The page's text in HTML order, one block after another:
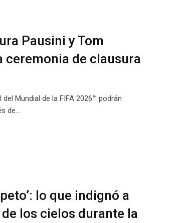
Pausini y Tom
ceremonia de clausura
Mundial de la FIFA 2026™ podrán
de…
lo que indignó a
los cielos durante la